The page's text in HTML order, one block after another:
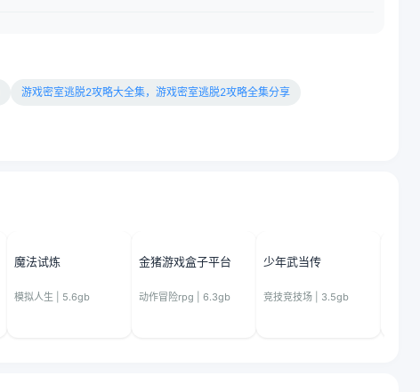
游戏密室逃脱2攻略大全集，游戏密室逃脱2攻略全集分享
魔法试炼
模拟人生 | 5.6gb
金猪游戏盒子平台
动作冒险rpg | 6.3gb
少年武当传
竞技竞技场 | 3.5gb